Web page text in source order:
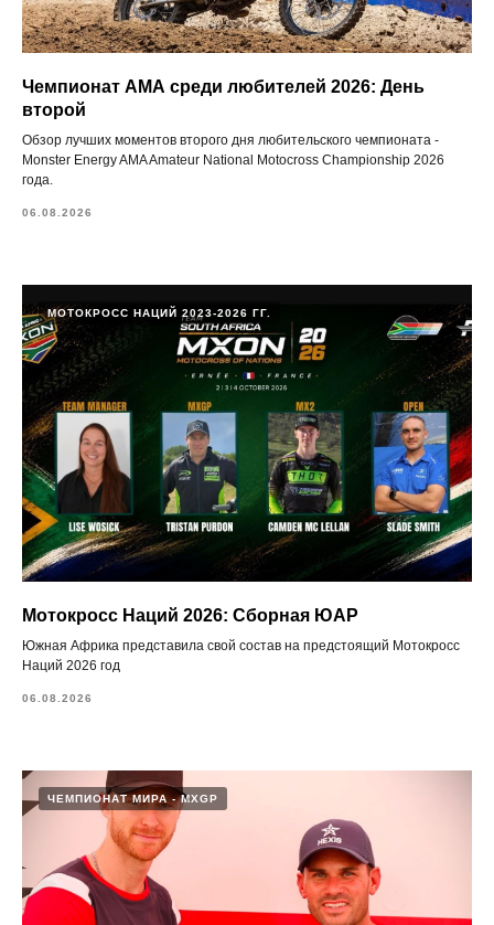
Чемпионат АМА среди любителей 2026: День
второй
Обзор лучших моментов второго дня любительского чемпионата -
Monster Energy AMA Amateur National Motocross Championship 2026
года.
06.08.2026
МОТОКРОСС НАЦИЙ 2023-2026 ГГ.
Мотокросс Наций 2026: Сборная ЮАР
Южная Африка представила свой состав на предстоящий Мотокросс
Наций 2026 год
06.08.2026
ЧЕМПИОНАТ МИРА - MXGP